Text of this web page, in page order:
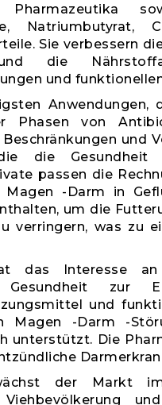
Pharmazeutika
Sie verbessern
die
und
Phasen von
und
die
passen die
-Darm in
um die
verringern, was zu
das Interesse
Gesundheit zur
und
Magen -Darm -
unterstützt. Die
der Markt
Viehbevölkerung